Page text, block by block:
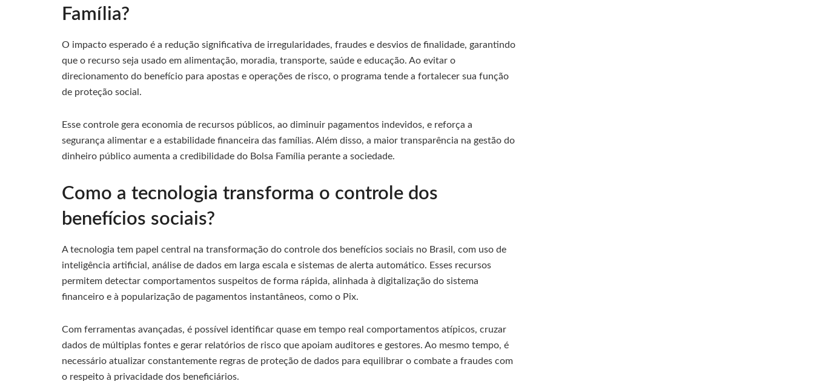
Família?
O impacto esperado é a redução significativa de irregularidades, fraudes e desvios de finalidade, garantindo
que o recurso seja usado em alimentação, moradia, transporte, saúde e educação. Ao evitar o
direcionamento do benefício para apostas e operações de risco, o programa tende a fortalecer sua função
de proteção social.
Esse controle gera economia de recursos públicos, ao diminuir pagamentos indevidos, e reforça a
segurança alimentar e a estabilidade financeira das famílias. Além disso, a maior transparência na gestão do
dinheiro público aumenta a credibilidade do Bolsa Família perante a sociedade.
Como a tecnologia transforma o controle dos
benefícios sociais?
A tecnologia tem papel central na transformação do controle dos benefícios sociais no Brasil, com uso de
inteligência artificial, análise de dados em larga escala e sistemas de alerta automático. Esses recursos
permitem detectar comportamentos suspeitos de forma rápida, alinhada à digitalização do sistema
financeiro e à popularização de pagamentos instantâneos, como o Pix.
Com ferramentas avançadas, é possível identificar quase em tempo real comportamentos atípicos, cruzar
dados de múltiplas fontes e gerar relatórios de risco que apoiam auditores e gestores. Ao mesmo tempo, é
necessário atualizar constantemente regras de proteção de dados para equilibrar o combate a fraudes com
o respeito à privacidade dos beneficiários.